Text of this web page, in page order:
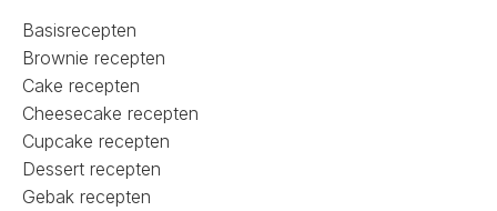
Basisrecepten
Brownie recepten
Cake recepten
Cheesecake recepten
Cupcake recepten
Dessert recepten
Gebak recepten